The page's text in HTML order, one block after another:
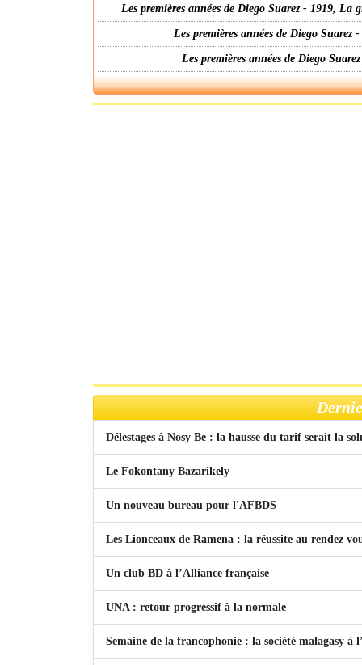
Les premières années de Diego Suarez - 1919,
Les premières années de Diego
Les premières années de Diego
Délestages à Nosy Be : la hausse du tarif serait la
Le Fokontany Bazarikely
Un nouveau bureau pour l'AFBDS
Les Lionceaux de Ramena : la réussite au rendez
Un club BD à l’Alliance française
UNA : retour progressif à la normale
Semaine de la francophonie : la société malagasy à